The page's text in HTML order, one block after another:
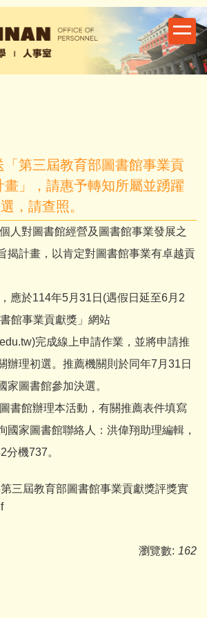
「第三屆教育部圖書館事業貢
畫」，請惠予轉知所屬並踴躍
，請查照。
人對圖書館經營及圖書館事業發展之
揭計畫，以肯定對圖書館事業有卓越貢
應於114年5月31日(遇假日延至6月2
館事業貢獻獎」網站
完成線上申請作業，並將申請推
辦理初選。推薦機關則於同年7月31日
家圖書館參加決選。
書館辦理本活動，有關推薦表件填寫
國家圖書館聯絡人：洪偉翔助理編輯，
分機737。
三屆教育部圖書館事業貢獻獎評獎實
瀏覽數: 162